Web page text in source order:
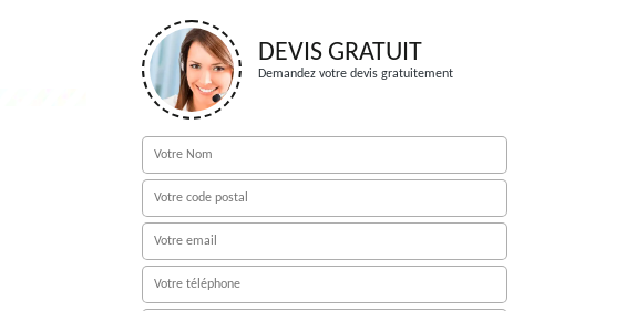
DEVIS GRATUIT
Demandez votre devis gratuitement